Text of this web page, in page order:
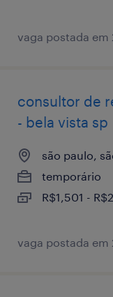
vaga postada em
consultor de
- bela vista sp
são paulo,
temporário
R$1,501 -
vaga postada